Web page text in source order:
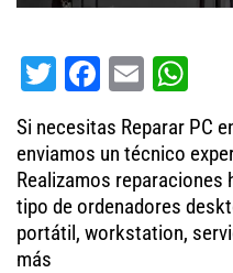
T
tt
er
Fa
ce
bo
ok
E
ail
ha
ts
A
pp
Si necesitas Reparar PC
enviamos un técnico
Realizamos
tipo de ordenadores
portátil, workstation,
más